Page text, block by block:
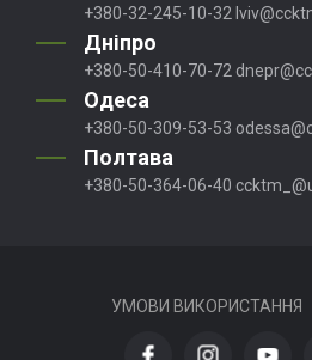
+380-32-245-10-32
Дніпро
+380-50-410-70-72
Одеса
+380-50-309-53-53
Полтава
+380-50-364-06-40
УМОВИ ВИКОРИСТАННЯ